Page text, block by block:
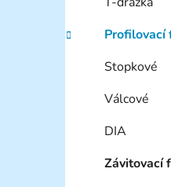
Profilovací
Stopkové
Válcové
DIA
Závitovací